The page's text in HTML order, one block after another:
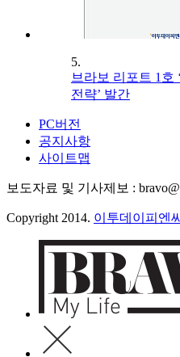
5.
브라보 리포트 1호
전략’ 발간
PC버전
공지사항
사이트맵
보도자료 및 기사제보 :
Copyright 2014. 이투데이피엔씨